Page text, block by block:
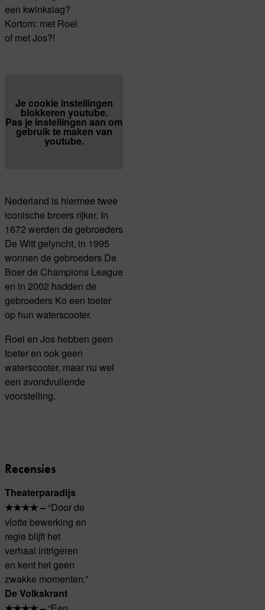
een kwinkslag?
Kortom: met Roel
of met Jos?!
Je cookie instellingen
blokkeren youtube.
Pas je instellingen aan om
gebruik te maken van
youtube.
Nederland is hiermee twee
iconische broers rijker. In
1672 werden de gebroeders
De Witt gelyncht, in 1995
wonnen de gebroeders De
Boer de Champions League
en in 2002 hadden de
gebroeders Ko een toeter
op hun waterscooter.
Roel en Jos hebben geen
toeter en ook geen
waterscooter, maar nu wel
een avondvullende
voorstelling.
Recensies
Theaterparadijs
★★★★ – “Door de
vlotte bewerking en
regie blijft het
verhaal intrigeren
en kent het geen
zwakke momenten.”
De Volkskrant